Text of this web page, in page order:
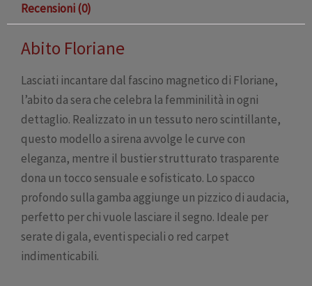
Recensioni (0)
Abito Floriane
Lasciati incantare dal fascino magnetico di Floriane,
l’abito da sera che celebra la femminilità in ogni
dettaglio. Realizzato in un tessuto nero scintillante,
questo modello a sirena avvolge le curve con
eleganza, mentre il bustier strutturato trasparente
dona un tocco sensuale e sofisticato. Lo spacco
profondo sulla gamba aggiunge un pizzico di audacia,
perfetto per chi vuole lasciare il segno. Ideale per
serate di gala, eventi speciali o red carpet
indimenticabili.